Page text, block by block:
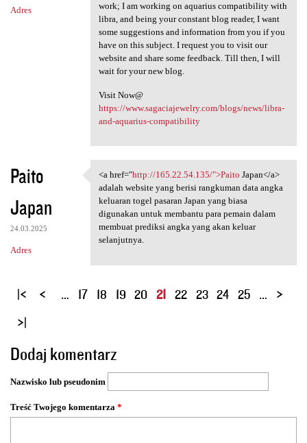
Adres
work; I am working on aquarius compatibility with
libra, and being your constant blog reader, I want
some suggestions and information from you if you
have on this subject. I request you to visit our
website and share some feedback. Till then, I will
wait for your new blog.
Visit Now@
https://www.sagaciajewelry.com/blogs/news/libra-
and-aquarius-compatibility
Paito
Japan
24.03.2025
Adres
<a href="http://165.22.54.135
<a href="http://165.22.54.135/">Paito Japan</a>
adalah website yang berisi rangkuman data angka
keluaran togel pasaran Japan yang biasa
digunakan untuk membantu para pemain dalam
membuat prediksi angka yang akan keluar
selanjutnya.
S
o
n
y
… 17 18 19 20 21 22 23 24 25 …
Dodaj komentarz
Nazwisko lub pseudonim
Treść Twojego komentarza *